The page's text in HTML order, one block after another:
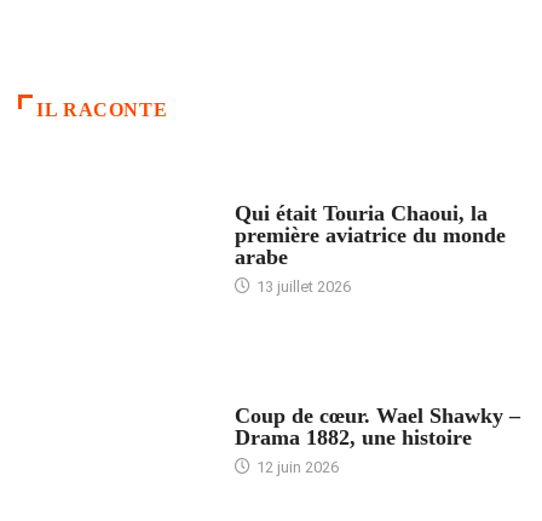
IL RACONTE
Qui était Touria Chaoui, la
première aviatrice du monde
arabe
13 juillet 2026
Coup de cœur. Wael Shawky –
Drama 1882, une histoire
12 juin 2026